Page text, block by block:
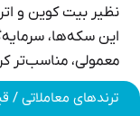
نظیر بیت کوین و
این سکه‌ها،
معمولی، مناسب‌تر
بیشتر بخوانید:
ترندهای معاملاتی /